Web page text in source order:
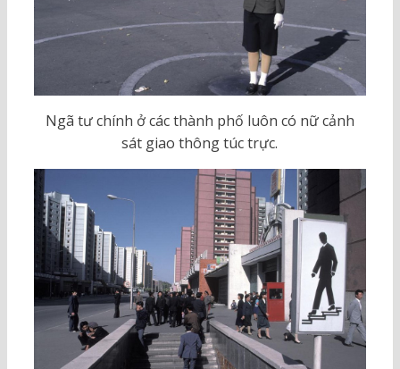
Ngã tư chính ở các thành phố luôn có nữ cảnh
sát giao thông túc trực.